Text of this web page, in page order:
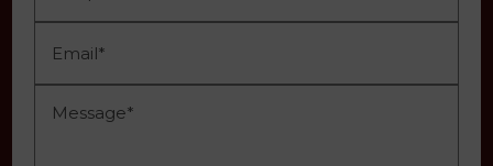
Email*
Message*